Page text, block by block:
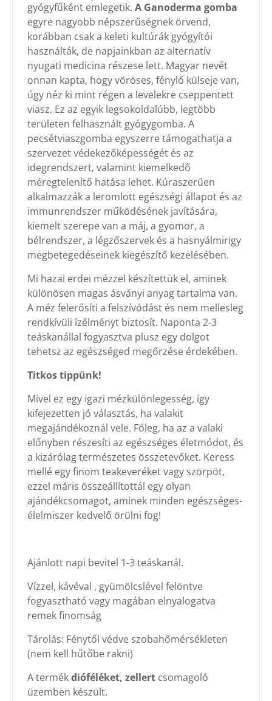
gyógyfűként emlegetik. A Ganoderma gomba
egyre nagyobb népszerűségnek örvend,
korábban csak a keleti kultúrák gyógyítói
használták, de napjainkban az alternatív
nyugati medicina részese lett. Magyar nevét
onnan kapta, hogy vöröses, fénylő külseje van,
úgy néz ki mint régen a levelekre cseppentett
viasz. Ez az egyik legsokoldalúbb, legtöbb
területen felhasznált gyógygomba. A
pecsétviaszgomba egyszerre támogathatja a
szervezet védekezőképességét és az
idegrendszert, valamint kiemelkedő
méregtelenítő hatása lehet. Kúraszerűen
alkalmazzák a leromlott egészségi állapot és az
immunrendszer működésének javítására,
kiemelt szerepe van a máj, a gyomor, a
bélrendszer, a légzőszervek és a hasnyálmirigy
megbetegedéseinek kiegészítő kezelésében.
Mi hazai erdei mézzel készítettük el, aminek
különösen magas ásványi anyag tartalma van.
A méz felerősíti a felszívódást és nem mellesleg
rendkívüli ízélményt biztosít. Naponta 2-3
teáskanállal fogyasztva plusz egy dolgot
tehetsz az egészséged megőrzése érdekében.
Titkos tippünk!
Mivel ez egy igazi mézkülönlegesség, így
kifejezetten jó választás, ha valakit
megajándékoznál vele. Főleg, ha az a valaki
előnyben részesíti az egészséges életmódot, és
a kizárólag természetes összetevőket. Keress
mellé egy finom teakeveréket vagy szörpöt,
ezzel máris összeállítottál egy olyan
ajándékcsomagot, aminek minden egészséges-
élelmiszer kedvelő örülni fog!
Ajánlott napi bevitel 1-3 teáskanál.
Vízzel, kávéval , gyümölcslével felöntve
fogyasztható vagy magában elnyalogatva
remek finomság
Tárolás: Fénytől védve szobahőmérsékleten
(nem kell hűtőbe rakni)
A termékdióféléket, zellertcsomagoló
üzemben készült.